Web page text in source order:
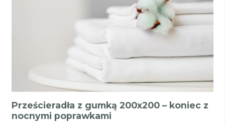
Prześcieradła z gumką 200x200 – koniec z
nocnymi poprawkami